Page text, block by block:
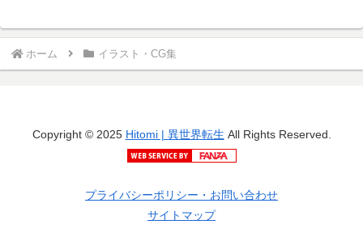
ホーム イラスト・CG集
Copyright © 2025 Hitomi | 異世界転生 All Rights Reserved.
プライバシーポリシー・お問い合わせ
サイトマップ